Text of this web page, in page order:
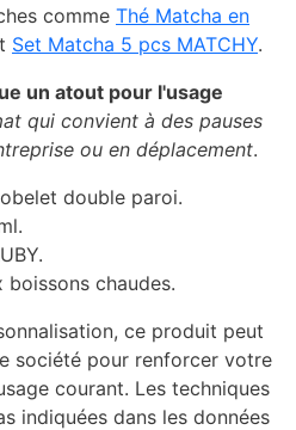
comme Thé Matcha en
Set Matcha 5 pcs MATCHY.
un atout pour l'usage
qui convient à des pauses
ou en déplacement.
double paroi.
boissons chaudes.
ce produit peut
société pour renforcer votre
courant. Les techniques
indiquées dans les données